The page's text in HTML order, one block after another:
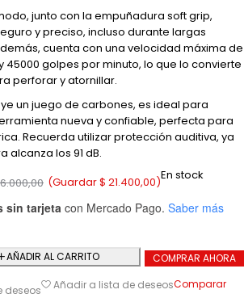
junto con la empuñadura soft grip,
y preciso, incluso durante largas
cuenta con una velocidad máxima de
45000 golpes por minuto, lo que lo convierte
perforar y atornillar.
un juego de carbones, es ideal para
nueva y confiable, perfecta para
Recuerda utilizar protección auditiva, ya
alcanza los 91 dB.
(Guardar$ 21.400,00)En stock
sin tarjetacon Mercado Pago. Saber más
AÑADIR AL CARRITO COMPRAR AHORA
deseos Añadir a lista de deseosComparar